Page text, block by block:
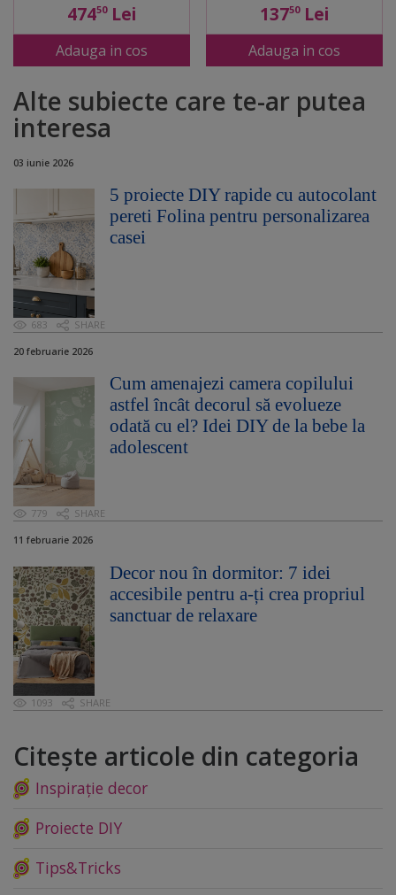
47450Lei
Adauga in cos
13750Lei
Adauga in cos
Alte subiecte care te-ar putea
interesa
03 iunie 2026
5 proiecte DIY rapide cu autocolant
pereti Folina pentru personalizarea
casei
683 SHARE
20 februarie 2026
Cum amenajezi camera copilului
astfel încât decorul să evolueze
odată cu el? Idei DIY de la bebe la
adolescent
779 SHARE
11 februarie 2026
Decor nou în dormitor: 7 idei
accesibile pentru a-ți crea propriul
sanctuar de relaxare
1093 SHARE
Citește articole din categoria
Inspirație decor
Proiecte DIY
Tips&Tricks